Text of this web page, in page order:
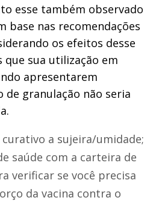
esse também observado
base nas recomendações
os efeitos desse
sua utilização em
apresentarem
granulação não seria
a sujeira/umidade;
saúde com a carteira de
verificar se você precisa
da vacina contra o